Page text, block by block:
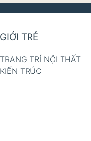
GIỚI TRẺ
TRANG TRÍ NỘI THẤT
KIẾN TRÚC